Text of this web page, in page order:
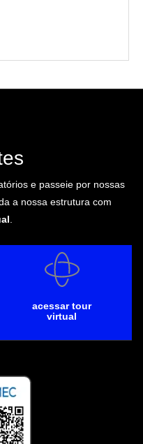
e passeie por nossas
a nossa estrutura com
acessar tour
virtual